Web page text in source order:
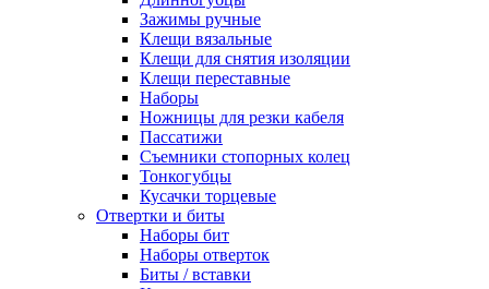
Зажимы ручные
Клещи вязальные
Клещи для снятия изоляции
Клещи переставные
Наборы
Ножницы для резки кабеля
Пассатижи
Съемники стопорных колец
Тонкогубцы
Кусачки торцевые
Отвертки и биты
Наборы бит
Наборы отверток
Биты / вставки